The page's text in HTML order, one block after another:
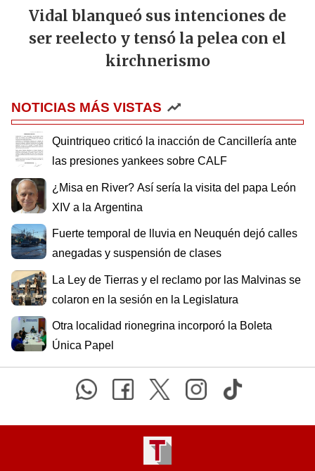
Vidal blanqueó sus intenciones de
ser reelecto y tensó la pelea con el
kirchnerismo
NOTICIAS MÁS VISTAS
Quintriqueo criticó la inacción de Cancillería ante
las presiones yankees sobre CALF
¿Misa en River? Así sería la visita del papa León
XIV a la Argentina
Fuerte temporal de lluvia en Neuquén dejó calles
anegadas y suspensión de clases
La Ley de Tierras y el reclamo por las Malvinas se
colaron en la sesión en la Legislatura
Otra localidad rionegrina incorporó la Boleta
Única Papel